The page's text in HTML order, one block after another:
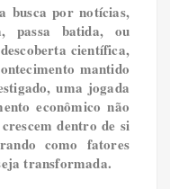
busca por notícias,
passa batida, ou
científica,
mantido
uma jogada
econômico não
dentro de si
como fatores
transformada.